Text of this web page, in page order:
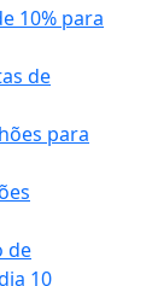
10% para
de
para
de
10